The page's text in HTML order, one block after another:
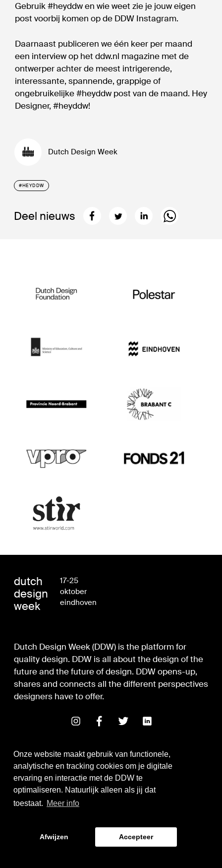
Onze website maakt gebruik van functionele,
analytische en tracking cookies om je digitale
ervaring en interactie met de DDW te
optimaliseren. Natuurlijk alleen als jij dat
toestaat. Meer info
Afwijzen Accepteer
Dutch Design Week
#HEYDDW
Deel nieuws
Gebruik #heyddw en wie weet zie je jouw eigen
post voorbij komen op de DDW Instagram.
Daarnaast publiceren we één keer per maand
een interview op het ddw.nl magazine met de
ontwerper achter de meest intrigerende,
interessante, spannende, grappige of
ongebruikelijke #heyddw post van de maand. Hey
Designer, #heyddw!
dutch
design
week
17-25
oktober
eindhoven
Dutch Design Week (DDW) is the platform for
quality design. DDW is all about the design of the
future and the future of design. DDW opens-up,
shares and connects all the different perspectives
designers have to offer.
Identity by Thonik